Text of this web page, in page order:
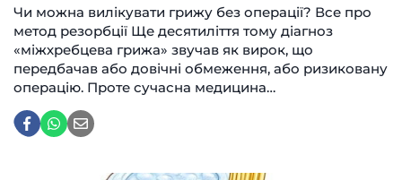
Чи можна вилікувати грижу без операції? Все про
метод резорбції Ще десятиліття тому діагноз
«міжхребцева грижа» звучав як вирок, що
передбачав або довічні обмеження, або ризиковану
операцію. Проте сучасна медицина…